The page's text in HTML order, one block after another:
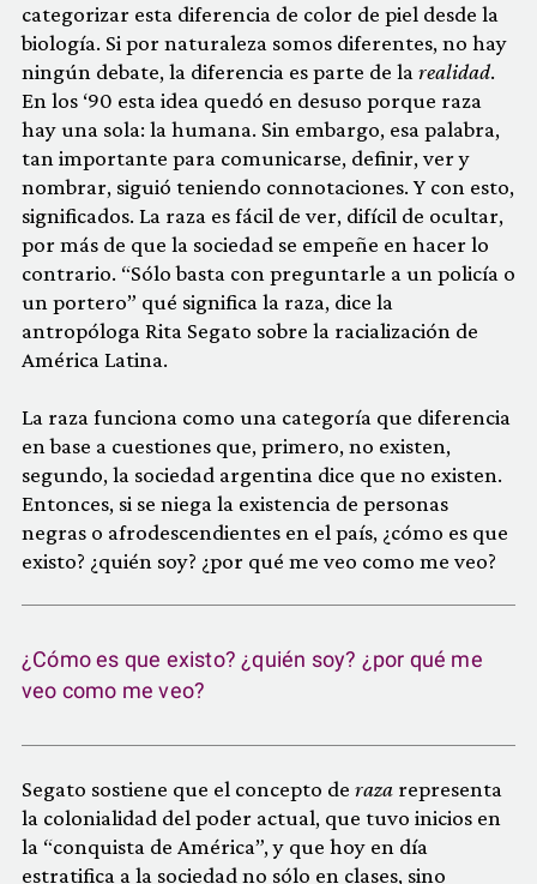
categorizar esta diferencia de color de piel desde la
biología. Si por naturaleza somos diferentes, no hay
ningún debate, la diferencia es parte de la realidad.
En los ‘90 esta idea quedó en desuso porque raza
hay una sola: la humana. Sin embargo, esa palabra,
tan importante para comunicarse, definir, ver y
nombrar, siguió teniendo connotaciones. Y con esto,
significados. La raza es fácil de ver, difícil de ocultar,
por más de que la sociedad se empeñe en hacer lo
contrario. “Sólo basta con preguntarle a un policía o
un portero” qué significa la raza, dice la
antropóloga Rita Segato sobre la racialización de
América Latina.
La raza funciona como una categoría que diferencia
en base a cuestiones que, primero, no existen,
segundo, la sociedad argentina dice que no existen.
Entonces, si se niega la existencia de personas
negras o afrodescendientes en el país, ¿cómo es que
existo? ¿quién soy? ¿por qué me veo como me veo?
¿Cómo es que existo? ¿quién soy? ¿por qué me
veo como me veo?
Segato sostiene que el concepto de raza representa
la colonialidad del poder actual, que tuvo inicios en
la “conquista de América”, y que hoy en día
estratifica a la sociedad no sólo en clases, sino